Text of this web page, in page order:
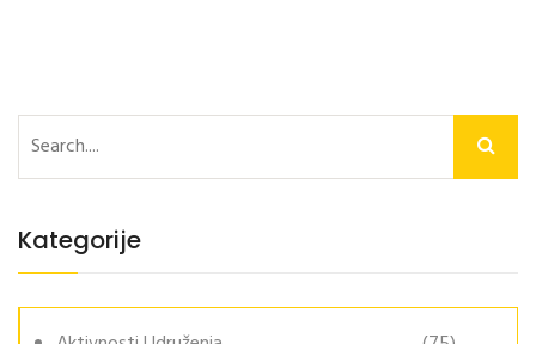
Kategorije